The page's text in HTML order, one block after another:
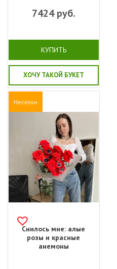
7424руб.
КУПИТЬ
ХОЧУ ТАКОЙ БУКЕТ
Несезон
Снилось мне: алые
розы и красные
анемоны